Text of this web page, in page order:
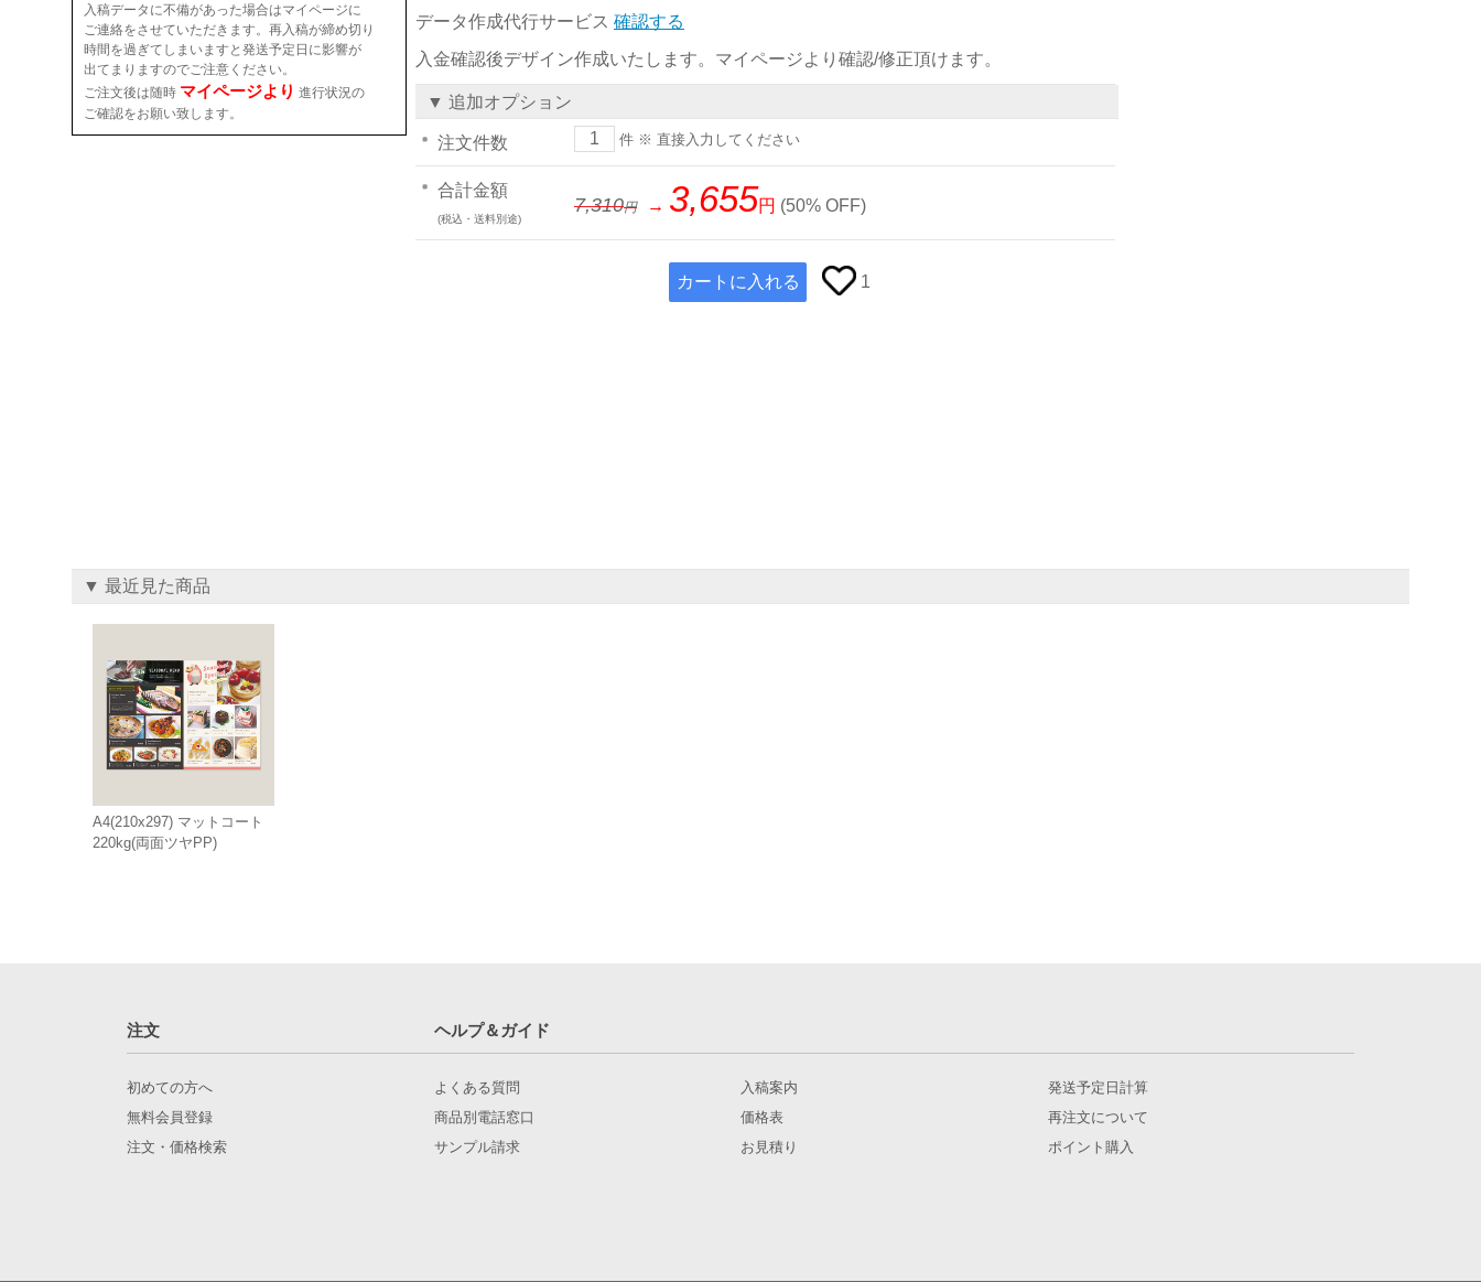
入稿データに不備があった場合はマイページに
ご連絡をさせていただきます。再入稿が締め切り
時間を過ぎてしまいますと発送予定日に影響が
出てまりますのでご注意ください。
ご注文後は随時 マイページより 進行状況の
ご確認をお願い致します。
データ作成代行サービス 確認する
入金確認後デザイン作成いたします。マイページより確認/修正頂けます。
▼ 追加オプション
注文件数 件 ※ 直接入力してください
合計金額
(税込・送料別途)
7,310 → 3,655円 (50% OFF)
カートに入れる 1
▼ 最近見た商品
A4(210x297) マットコート
220kg(両面ツヤPP)
注文 ヘルプ＆ガイド
初めての方へ
無料会員登録
注文・価格検索
よくある質問
商品別電話窓口
サンプル請求
入稿案内
価格表
お見積り
発送予定日計算
再注文について
ポイント購入